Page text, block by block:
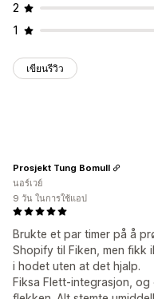
2
1
เขียนรีวิว
Brukte et par timer på å
Shopify til Fiken, men fikk
i hodet uten at det hjalp.
Fiksa Flett-integrasjon,
Prosjekt Tung Bomull
นอร์เวย์
9 วัน ในการใช้แอป